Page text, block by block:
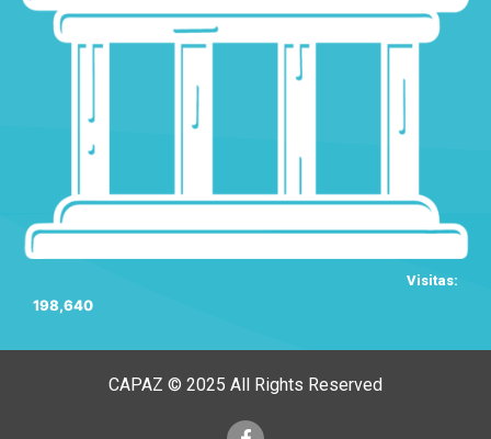
Visitas:
198,640
CAPAZ © 2025 All Rights Reserved